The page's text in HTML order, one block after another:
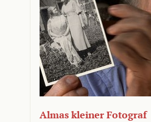
Almas kleiner Fotograf